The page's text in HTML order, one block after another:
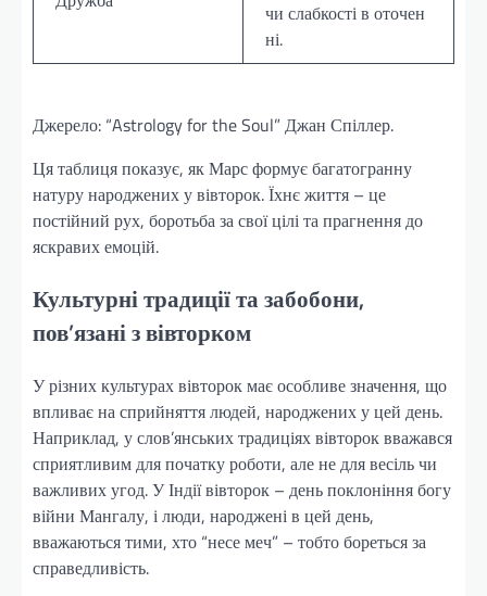
чи слабкості в оточен
ні.
Джерело: “Astrology for the Soul” Джан Спіллер.
Ця таблиця показує, як Марс формує багатогранну
натуру народжених у вівторок. Їхнє життя – це
постійний рух, боротьба за свої цілі та прагнення до
яскравих емоцій.
Культурні традиції та забобони,
пов’язані з вівторком
У різних культурах вівторок має особливе значення, що
впливає на сприйняття людей, народжених у цей день.
Наприклад, у слов’янських традиціях вівторок вважався
сприятливим для початку роботи, але не для весіль чи
важливих угод. У Індії вівторок – день поклоніння богу
війни Мангалу, і люди, народжені в цей день,
вважаються тими, хто “несе меч” – тобто бореться за
справедливість.